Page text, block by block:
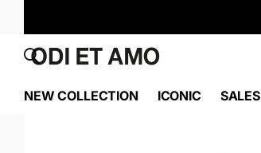
NEW COLLECTION ICONIC SALES